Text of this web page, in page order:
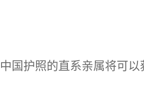
国护照的直系亲属将可以